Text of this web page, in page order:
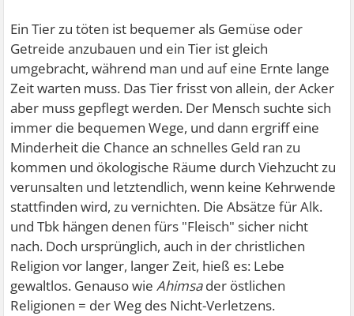
Ein Tier zu töten ist bequemer als Gemüse oder
Getreide anzubauen und ein Tier ist gleich
umgebracht, während man und auf eine Ernte lange
Zeit warten muss. Das Tier frisst von allein, der Acker
aber muss gepflegt werden. Der Mensch suchte sich
immer die bequemen Wege, und dann ergriff eine
Minderheit die Chance an schnelles Geld ran zu
kommen und ökologische Räume durch Viehzucht zu
verunsalten und letztendlich, wenn keine Kehrwende
stattfinden wird, zu vernichten. Die Absätze für Alk.
und Tbk hängen denen fürs "Fleisch" sicher nicht
nach. Doch ursprünglich, auch in der christlichen
Religion vor langer, langer Zeit, hieß es: Lebe
gewaltlos. Genauso wieAhimsader östlichen
Religionen = der Weg des Nicht-Verletzens.